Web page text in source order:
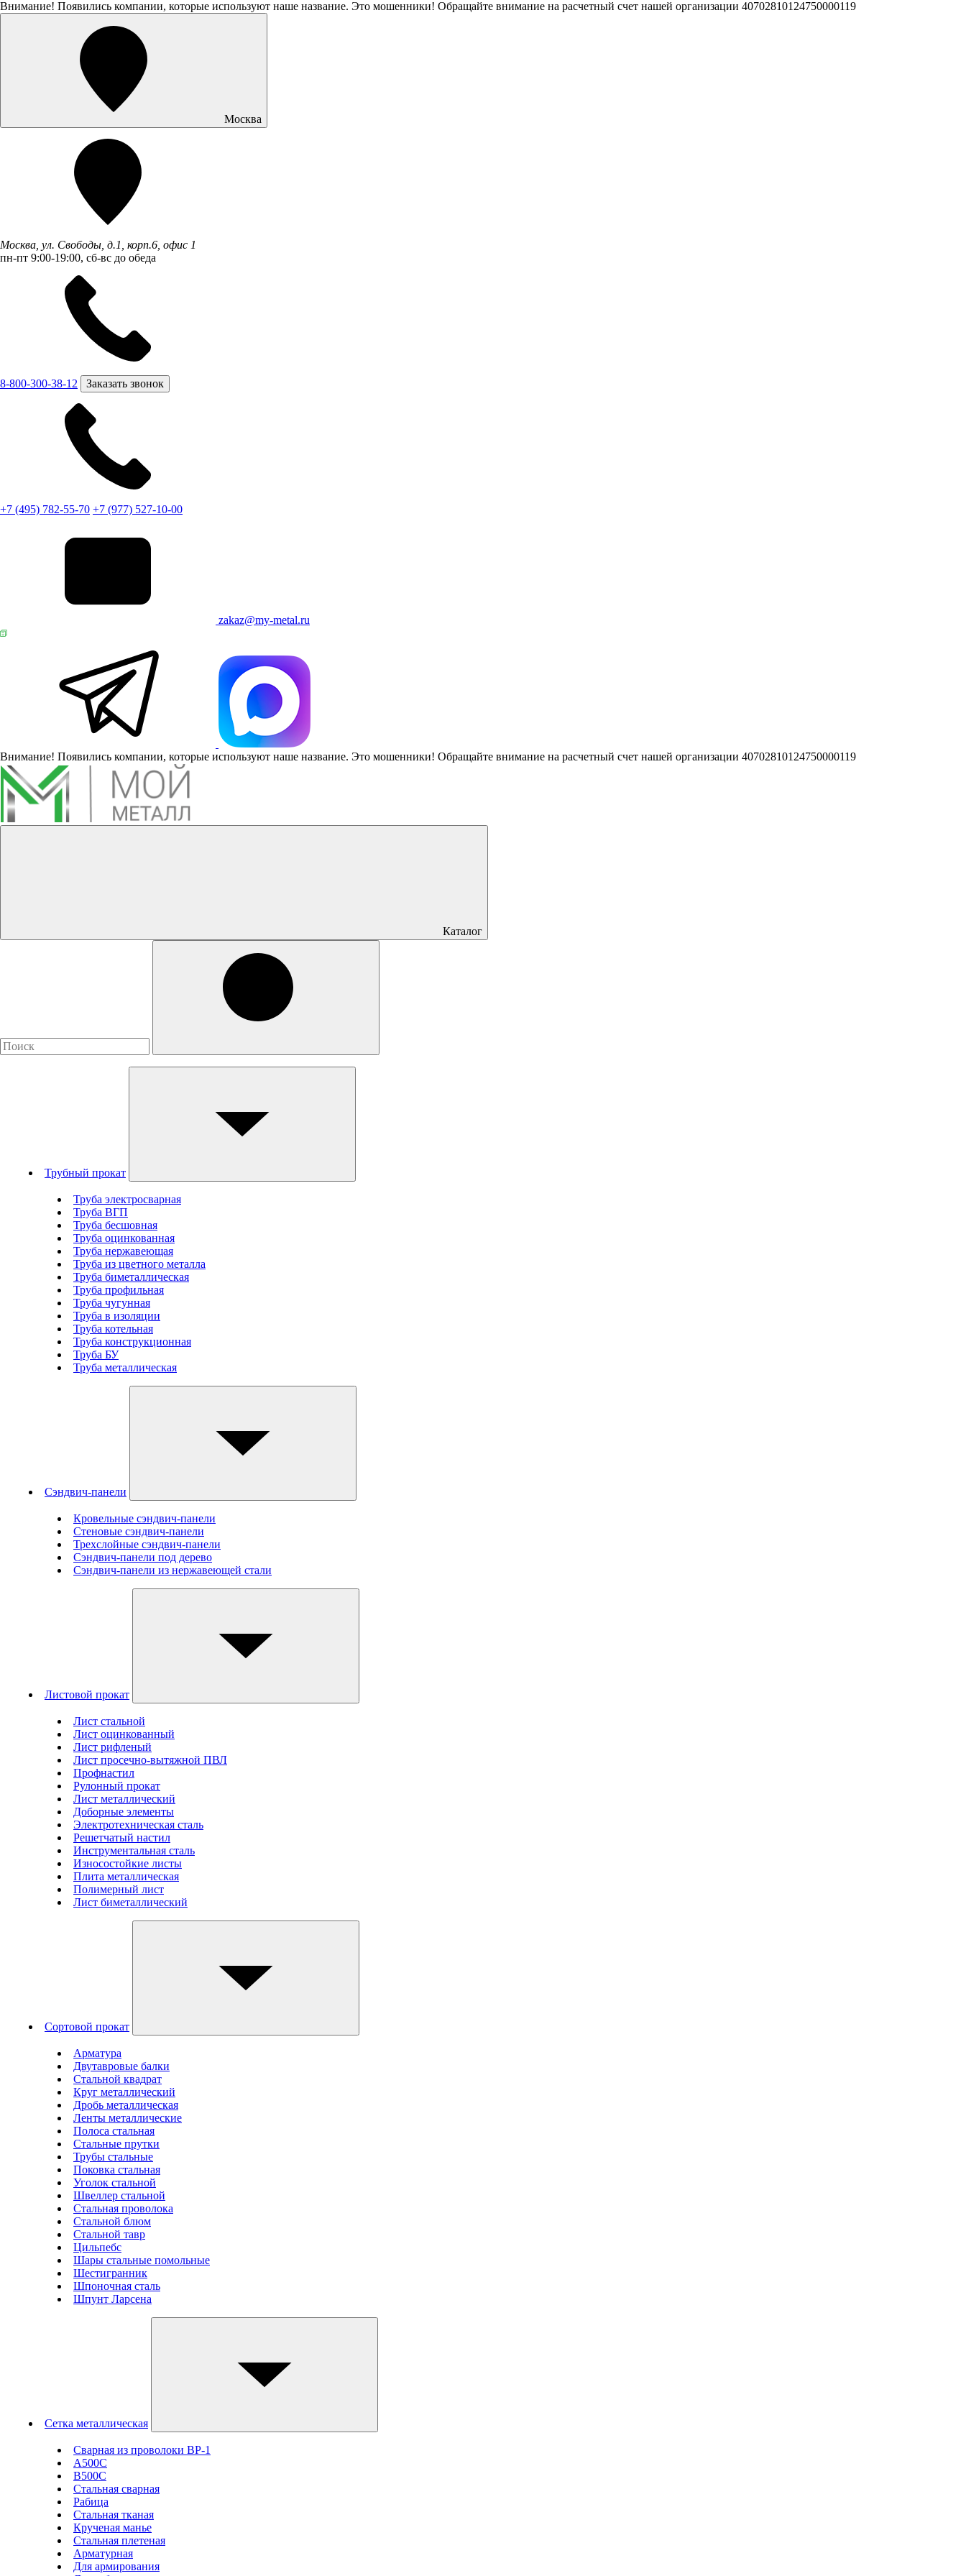
Внимание! Появились компании, которые используют наше название. Это мошенники! Обращайте внимание на расчетный счет нашей организации 40702810124750000119
Москва
Москва, ул. Свободы, д.1, корп.6, офис 1
пн-пт 9:00-19:00, сб-вс до обеда
8-800-300-38-12 Заказать звонок
+7 (495) 782-55-70 +7 (977) 527-10-00
zakaz@my-metal.ru
Внимание! Появились компании, которые используют наше название. Это мошенники! Обращайте внимание на расчетный счет нашей организации 40702810124750000119
Каталог
Трубный прокат
Труба электросварная
Труба ВГП
Труба бесшовная
Труба оцинкованная
Труба нержавеющая
Труба из цветного металла
Труба биметаллическая
Труба профильная
Труба чугунная
Труба в изоляции
Труба котельная
Труба конструкционная
Труба БУ
Труба металлическая
Сэндвич-панели
Кровельные сэндвич-панели
Стеновые cэндвич-панели
Трехслойные сэндвич-панели
Сэндвич-панели под дерево
Сэндвич-панели из нержавеющей стали
Листовой прокат
Лист стальной
Лист оцинкованный
Лист рифленый
Лист просечно-вытяжной ПВЛ
Профнастил
Рулонный прокат
Лист металлический
Доборные элементы
Электротехническая сталь
Решетчатый настил
Инструментальная сталь
Износостойкие листы
Плита металлическая
Полимерный лист
Лист биметаллический
Сортовой прокат
Арматура
Двутавровые балки
Стальной квадрат
Круг металлический
Дробь металлическая
Ленты металлические
Полоса стальная
Стальные прутки
Трубы стальные
Поковка стальная
Уголок стальной
Швеллер стальной
Стальная проволока
Стальной блюм
Стальной тавр
Цильпебс
Шары стальные помольные
Шестигранник
Шпоночная сталь
Шпунт Ларсена
Сетка металлическая
Сварная из проволоки ВР-1
А500С
В500С
Стальная сварная
Рабица
Стальная тканая
Крученая манье
Стальная плетеная
Арматурная
Для армирования